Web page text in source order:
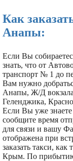
Как
Анапы:
Если Вы
знать, что от
транспорт № 1 до
Вам нужно
Анапы, Ж/Д
Геленджика,
Если Вы уже знаете
сообщите время
для связи и вашу
отображена при
заказать такси,
Крым. По прибытию